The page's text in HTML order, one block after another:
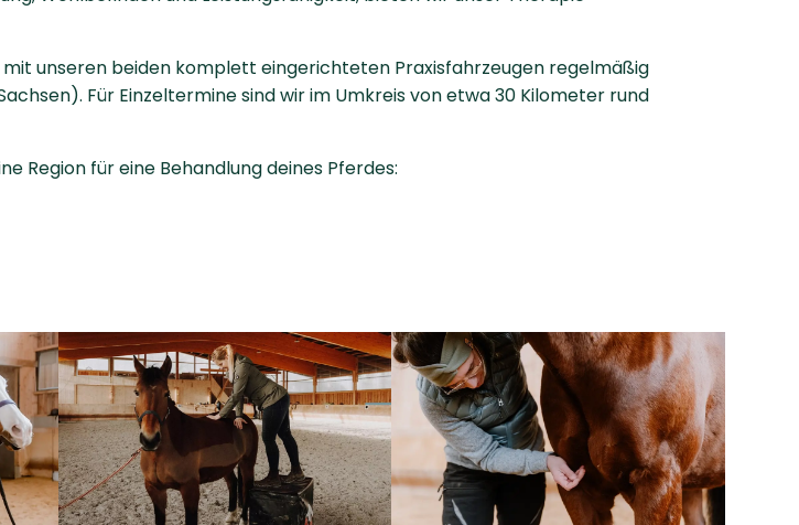
unseren beiden komplett eingerichteten Praxisfahrzeugen regelmäßig
Für Einzeltermine sind wir im Umkreis von etwa 30 Kilometer rund
Region für eine Behandlung deines Pferdes: